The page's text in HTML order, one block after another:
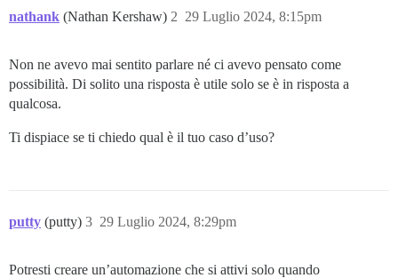
nathank (Nathan Kershaw) 29 Luglio 2024, 8:15pm
2
Non ne avevo mai sentito parlare né ci avevo pensato come
possibilità. Di solito una risposta è utile solo se è in risposta a
qualcosa.
Ti dispiace se ti chiedo qual è il tuo caso d’uso?
putty (putty) 29 Luglio 2024, 8:29pm
3
Potresti creare un’automazione che si attivi solo quando